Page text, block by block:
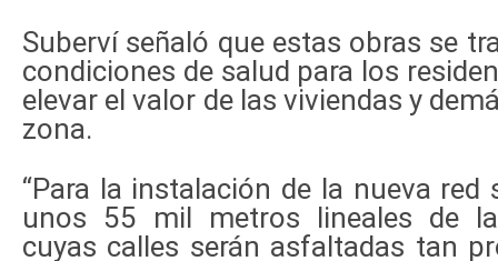
Suberví señaló que estas obras se
condiciones de salud para los
elevar el valor de las viviendas y
zona.
“Para la instalación de la nueva red
unos 55 mil metros lineales de
cuyas calles serán asfaltadas tan